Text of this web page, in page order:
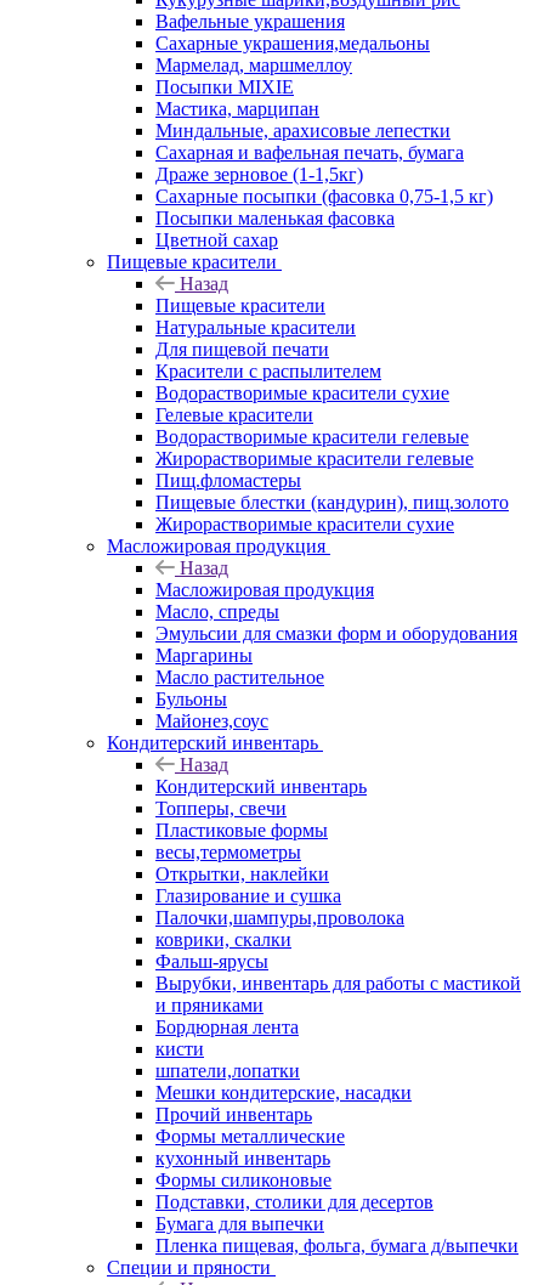
Вафельные украшения
Сахарные украшения,медальоны
Мармелад, маршмеллоу
Посыпки MIXIE
Мастика, марципан
Миндальные, арахисовые лепестки
Сахарная и вафельная печать, бумага
Драже зерновое (1-1,5кг)
Сахарные посыпки (фасовка 0,75-1,5 кг)
Посыпки маленькая фасовка
Цветной сахар
Пищевые красители
Назад
Пищевые красители
Натуральные красители
Для пищевой печати
Красители с распылителем
Водорастворимые красители сухие
Гелевые красители
Водорастворимые красители гелевые
Жирорастворимые красители гелевые
Пищ.фломастеры
Пищевые блестки (кандурин), пищ.золото
Жирорастворимые красители сухие
Масложировая продукция
Назад
Масложировая продукция
Масло, спреды
Эмульсии для смазки форм и оборудования
Маргарины
Масло растительное
Бульоны
Майонез,соус
Кондитерский инвентарь
Назад
Кондитерский инвентарь
Топперы, свечи
Пластиковые формы
весы,термометры
Открытки, наклейки
Глазирование и сушка
Палочки,шампуры,проволока
коврики, скалки
Фальш-ярусы
Вырубки, инвентарь для работы с мастикой
и пряниками
Бордюрная лента
кисти
шпатели,лопатки
Мешки кондитерские, насадки
Прочий инвентарь
Формы металлические
кухонный инвентарь
Формы силиконовые
Подставки, столики для десертов
Бумага для выпечки
Пленка пищевая, фольга, бумага д/выпечки
Специи и пряности